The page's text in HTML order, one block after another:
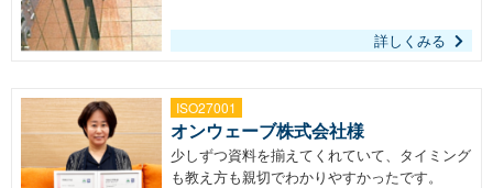
詳しくみる
ISO27001
オンウェーブ株式会社様
少しずつ資料を揃えてくれていて、タイミング
も教え方も親切でわかりやすかったです。